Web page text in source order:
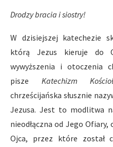
Drodzy bracia i siostry!
W dzisiejszej katechezie
którą Jezus kieruje do
wywyższenia i otoczenia
pisze Katechizm
chrześcijańska słusznie
Jezusa. Jest to modlitwa
nieodłączna od Jego Ofiary,
Ojca, przez które został